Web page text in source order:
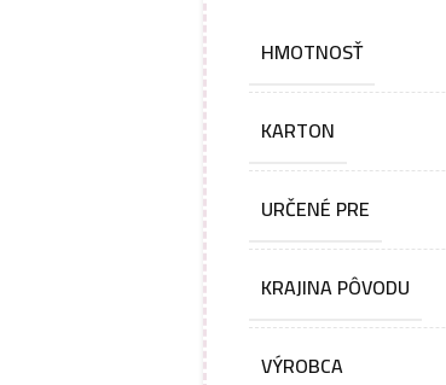
HMOTNOSŤ
KARTON
URČENÉ PRE
KRAJINA PÔVODU
VÝROBCA